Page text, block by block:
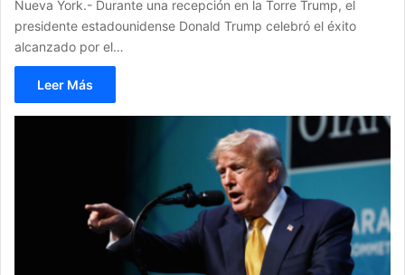
Nueva York.- Durante una recepción en la Torre Trump, el
presidente estadounidense Donald Trump celebró el éxito
alcanzado por el…
Leer Más